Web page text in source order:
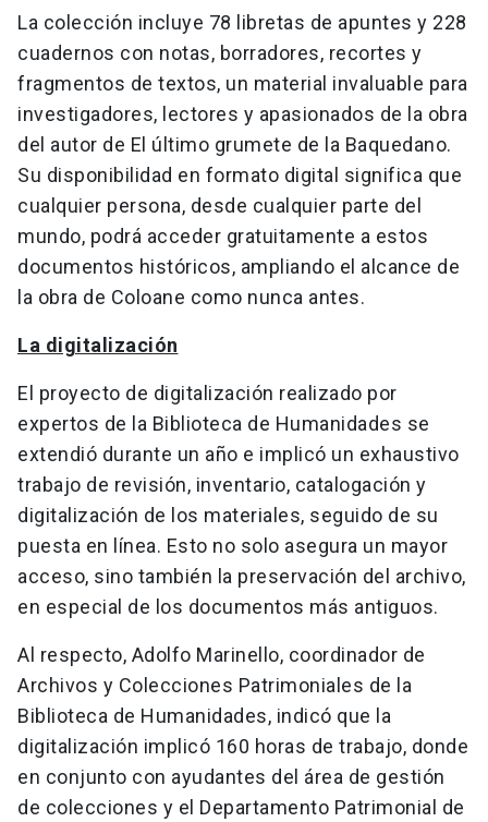
La colección incluye 78 libretas de apuntes y 228
cuadernos con notas, borradores, recortes y
fragmentos de textos, un material invaluable para
investigadores, lectores y apasionados de la obra
del autor de El último grumete de la Baquedano.
Su disponibilidad en formato digital significa que
cualquier persona, desde cualquier parte del
mundo, podrá acceder gratuitamente a estos
documentos históricos, ampliando el alcance de
la obra de Coloane como nunca antes.
La digitalización
El proyecto de digitalización realizado por
expertos de la Biblioteca de Humanidades se
extendió durante un año e implicó un exhaustivo
trabajo de revisión, inventario, catalogación y
digitalización de los materiales, seguido de su
puesta en línea. Esto no solo asegura un mayor
acceso, sino también la preservación del archivo,
en especial de los documentos más antiguos.
Al respecto, Adolfo Marinello, coordinador de
Archivos y Colecciones Patrimoniales de la
Biblioteca de Humanidades, indicó que la
digitalización implicó 160 horas de trabajo, donde
en conjunto con ayudantes del área de gestión
de colecciones y el Departamento Patrimonial de